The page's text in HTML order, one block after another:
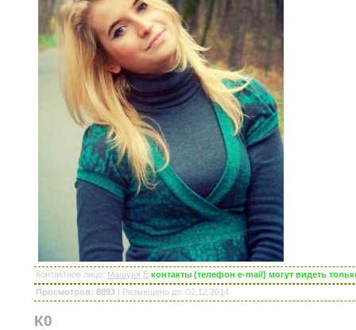
Контактное лицо: Машуня E контакты (телефон e-mail) могут видеть
Просмотров: 8893 | Размещено до: 02.12.2014
К0